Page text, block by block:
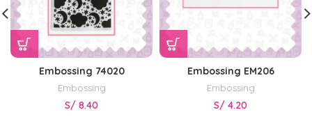
Embossing 74020
Embossing
S/ 8.40
Embossing EM206
Embossing
S/ 4.20